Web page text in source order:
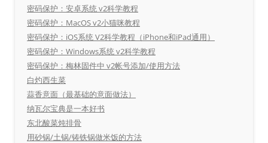
密码保护：安卓系统 v2科学教程
密码保护：MacOS v2小猫咪教程
密码保护：iOS系统 V2科学教程（iPhone和iPad通用）
密码保护：Windows系统 v2科学教程
密码保护：梅林固件中 v2帐号添加/使用方法
白灼西生菜
蒜香意面（最基础的意面做法）
纳瓦尔宝典是一本好书
东北酸菜炖排骨
用砂锅/土锅/铸铁锅做米饭的方法